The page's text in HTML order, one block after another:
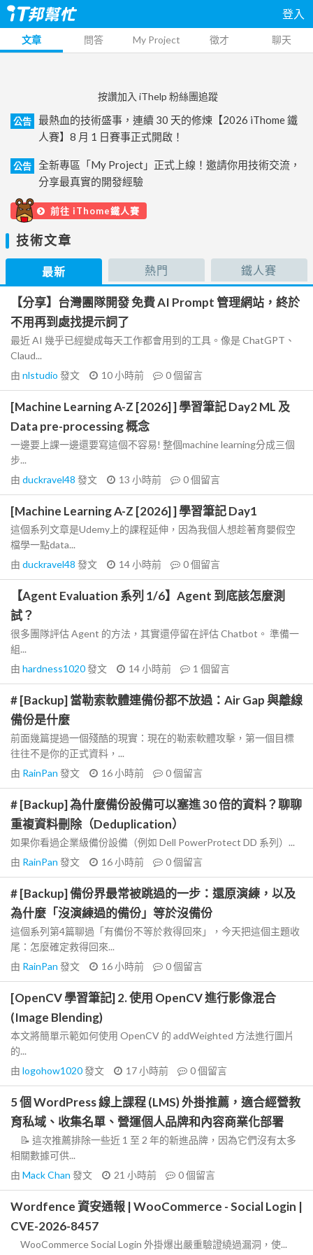
登入
文章 問答 My Project 徵才 聊天
按讚加入 iThelp 粉絲團追蹤
公告
最熱血的技術盛事，連續 30 天的修煉【2026 iThome 鐵
人賽】8 月 1 日賽事正式開啟！
公告
全新專區「My Project」正式上線！邀請你用技術交流，
分享最真實的開發經驗
前往 iThome鐵人賽
技術文章
最新 熱門 鐵人賽
【分享】台灣團隊開發 免費 AI Prompt 管理網站，終於
不用再到處找提示詞了
最近 AI 幾乎已經變成每天工作都會用到的工具。像是 ChatGPT、
Claud...
由 nlstudio 發文 10 小時前 0個留言
[Machine Learning A-Z [2026] ] 學習筆記 Day2 ML 及
Data pre-processing 概念
一邊要上課一邊還要寫這個不容易! 整個machine learning分成三個
步...
由 duckravel48 發文 13 小時前 0個留言
[Machine Learning A-Z [2026] ] 學習筆記 Day1
這個系列文章是Udemy上的課程延伸，因為我個人想趁著育嬰假空
檔學一點data...
由 duckravel48 發文 14 小時前 0個留言
【Agent Evaluation 系列 1/6】Agent 到底該怎麼測
試？
很多團隊評估 Agent 的方法，其實還停留在評估 Chatbot。 準備一
組...
由 hardness1020發文 14 小時前 1 個留言
# [Backup] 當勒索軟體連備份都不放過：Air Gap 與離線
備份是什麼
前面幾篇提過一個殘酷的現實：現在的勒索軟體攻擊，第一個目標
往往不是你的正式資料，...
由 RainPan 發文 16 小時前 0個留言
# [Backup] 為什麼備份設備可以塞進 30 倍的資料？聊聊
重複資料刪除（Deduplication）
如果你看過企業級備份設備（例如 Dell PowerProtect DD 系列）...
由 RainPan 發文 16 小時前 0個留言
# [Backup] 備份界最常被跳過的一步：還原演練，以及
為什麼「沒演練過的備份」等於沒備份
這個系列第4篇聊過「有備份不等於救得回來」，今天把這個主題收
尾：怎麼確定救得回來...
由 RainPan 發文 16 小時前 0個留言
[OpenCV 學習筆記] 2. 使用 OpenCV 進行影像混合
(Image Blending)
本文將簡單示範如何使用 OpenCV 的 addWeighted 方法進行圖片
的...
由 logohow1020發文 17 小時前 0個留言
5 個 WordPress 線上課程 (LMS) 外掛推薦，適合經營教
育私域、收集名單、營運個人品牌和內容商業化部署
📝 這次推薦排除一些近 1 至 2 年的新進品牌，因為它們沒有太多
相關數據可供...
由 Mack Chan 發文 21 小時前 0個留言
Wordfence 資安通報 | WooCommerce - Social Login |
CVE-2026-8457
WooCommerce Social Login 外掛爆出嚴重驗證繞過漏洞，使...